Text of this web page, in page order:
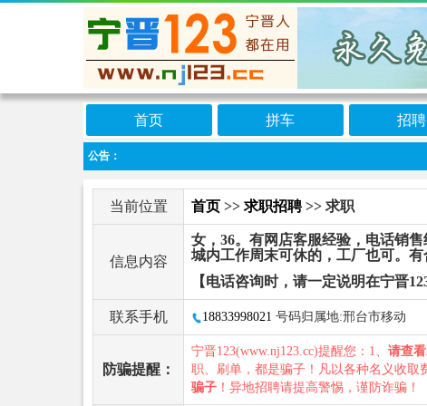
首页 拼车 招聘
公告：
当前位置 首页 >> 求职招聘>> 求职
信息内容
女，36。有网店客服经验，电话销
城内工作周末可休的，工厂也可。
【电话咨询时，请一定说明在宁晋
联系手机 18833998021 号码归属地:邢台市移动
防骗提醒：
宁晋123(www.nj123.cc)提醒您：1、 请查
职、刷单，都是骗子！凡以各种名义收取
骗子 ！异地招聘请提高警惕，谨防诈骗！